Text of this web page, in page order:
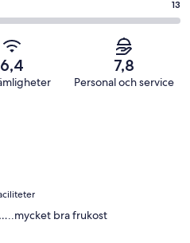
13
6,4 7,8
Personal och service
bra frukost